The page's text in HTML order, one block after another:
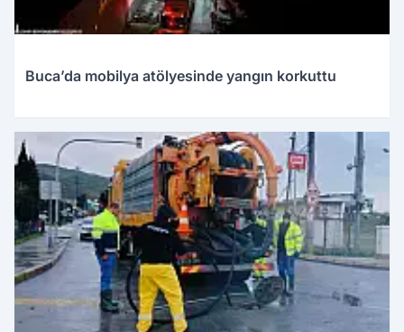
Buca’da mobilya atölyesinde yangın korkuttu